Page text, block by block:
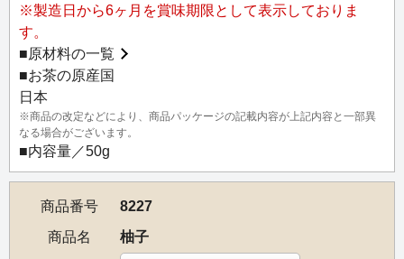
※製造日から6ヶ月を賞味期限として表示しておりま
す。
■原材料の一覧
■お茶の原産国
日本
※商品の改定などにより、商品パッケージの記載内容が上記内容と一部異
なる場合がございます。
■内容量／50g
商品番号
8227
商品名
柚子